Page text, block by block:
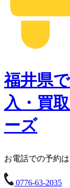
福井県
入・買
ーズ
お電話での予約
0776-63-2035